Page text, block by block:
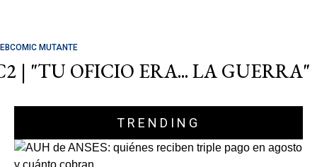
MUTANTE
| "TU OFICIO ERA... LA GUERRA"
TRENDING